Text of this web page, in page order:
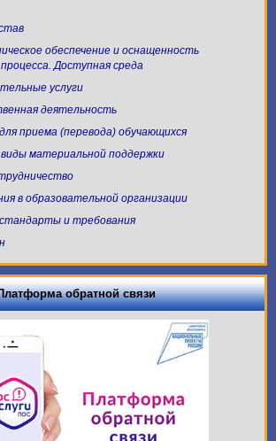
обеспечение и оснащенность
Доступная среда
услуги
деятельность
приема (перевода) обучающихся
материальной поддержки
в образовательной организации
и требования
обратной связи